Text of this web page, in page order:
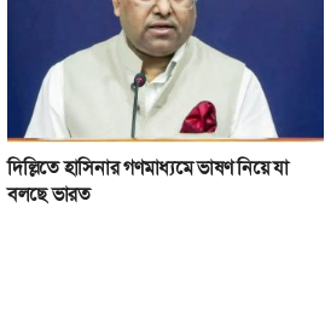
দিল্লিতে হাসিনার গণমাধ্যমে ভাষণ নিয়ে যা
বলছে ভারত